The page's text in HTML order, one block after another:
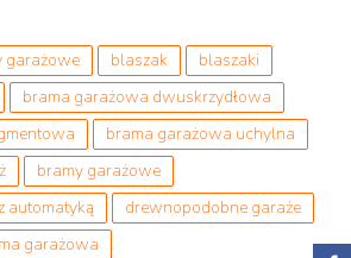
garażowe blaszak
blaszaki
brama garażowa dwuskrzydłowa
brama garażowa uchylna
bramy garażowe
automatyką
drewnopodobne garaże
garażowa